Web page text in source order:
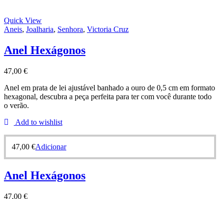
Quick View
Aneis, Joalharia, Senhora, Victoria Cruz
Anel Hexágonos
47,00 €
Anel em prata de lei ajustável banhado a ouro de 0,5 cm em formato
hexagonal, descubra a peça perfeita para ter com você durante todo
o verão.
Add to wishlist
47,00 €Adicionar
Anel Hexágonos
47,00 €